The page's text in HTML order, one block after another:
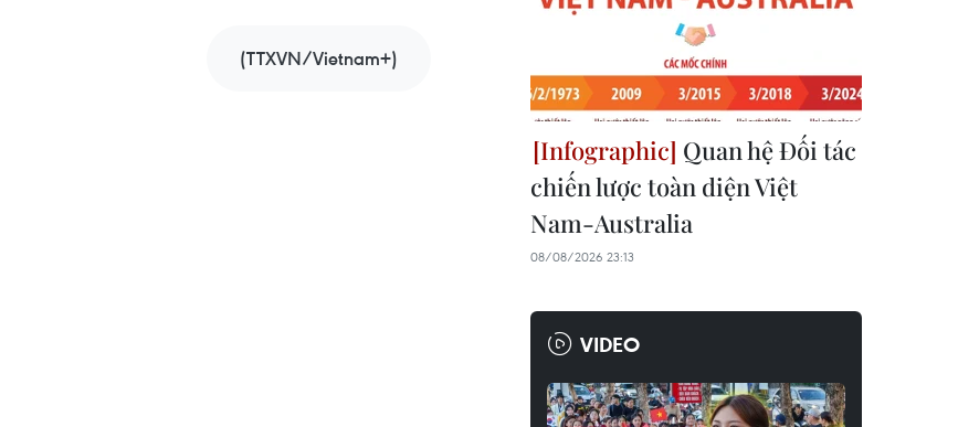
(TTXVN/Vietnam+)
Quan hệ Đối tác
chiến lược toàn diện Việt
Nam-Australia
08/08/2026 23:13
VIDEO